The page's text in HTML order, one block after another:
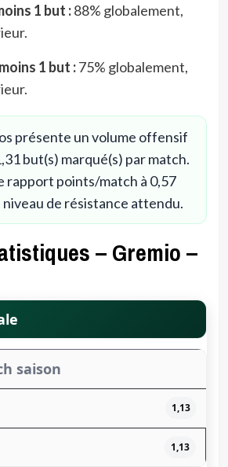
1 but :88% globalement,
1 but :75% globalement,
présente un volume offensif
but(s) marqué(s) par match.
rapport points/match à 0,57
niveau de résistance attendu.
– Gremio –
saison
1,13
1,13